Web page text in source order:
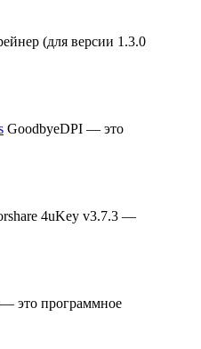
(для версии 1.3.0
GoodbyeDPI — это
4uKey v3.7.3 —
это программное